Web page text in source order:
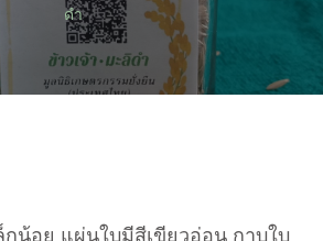
ดำ
น้อย แผ่นใบมีสีเขียวอ่อน กาบใบ